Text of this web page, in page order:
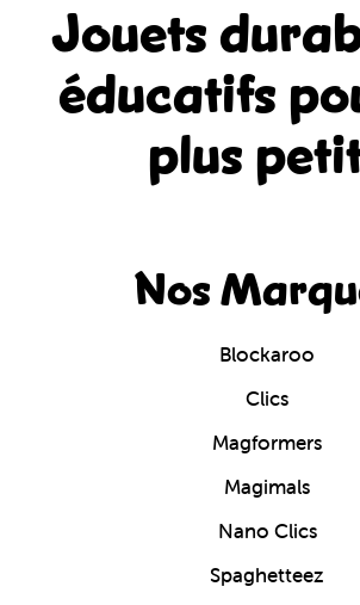
Jouets
éducatifs
plus
Nos
Blockaroo
Clics
Magformers
Magimals
Nano Clics
Spaghetteez